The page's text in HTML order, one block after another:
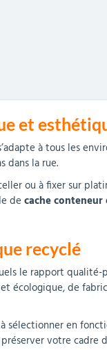
et
à tous les
dans la rue.
ou à fixer sur
de cache
recyclé
le rapport
de
sélectionner en
votre cadre